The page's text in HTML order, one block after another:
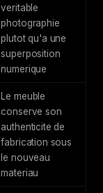
veritable
photographie
plutot qu'a une
superposition
numerique
Le meuble
conserve son
authenticite de
fabrication sous
le nouveau
materiau